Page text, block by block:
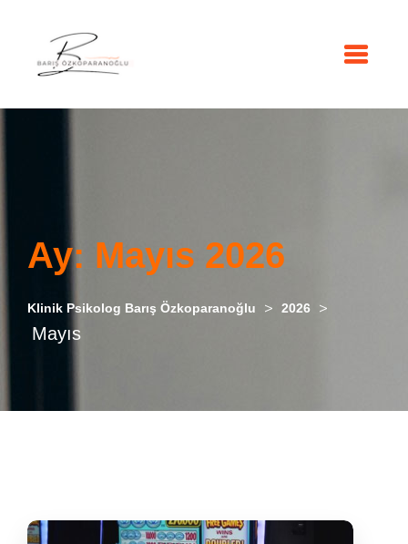
Ay: Mayıs 2026
Klinik Psikolog Barış Özkoparanoğlu > 2026 >
Mayıs